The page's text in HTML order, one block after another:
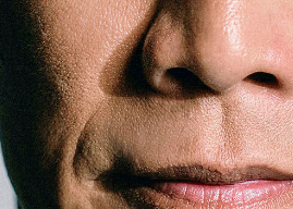
FOLLOW US
ライフスタイルを豊かに彩る『
情報をさらに充実し、より速やかに、
「AdvancedClub」会員組織を設けま
「AdvancedClub」会員に登録すると
の一覧、プレミアムな会員限定イベ
クルーシブアイテムの紹介など、特